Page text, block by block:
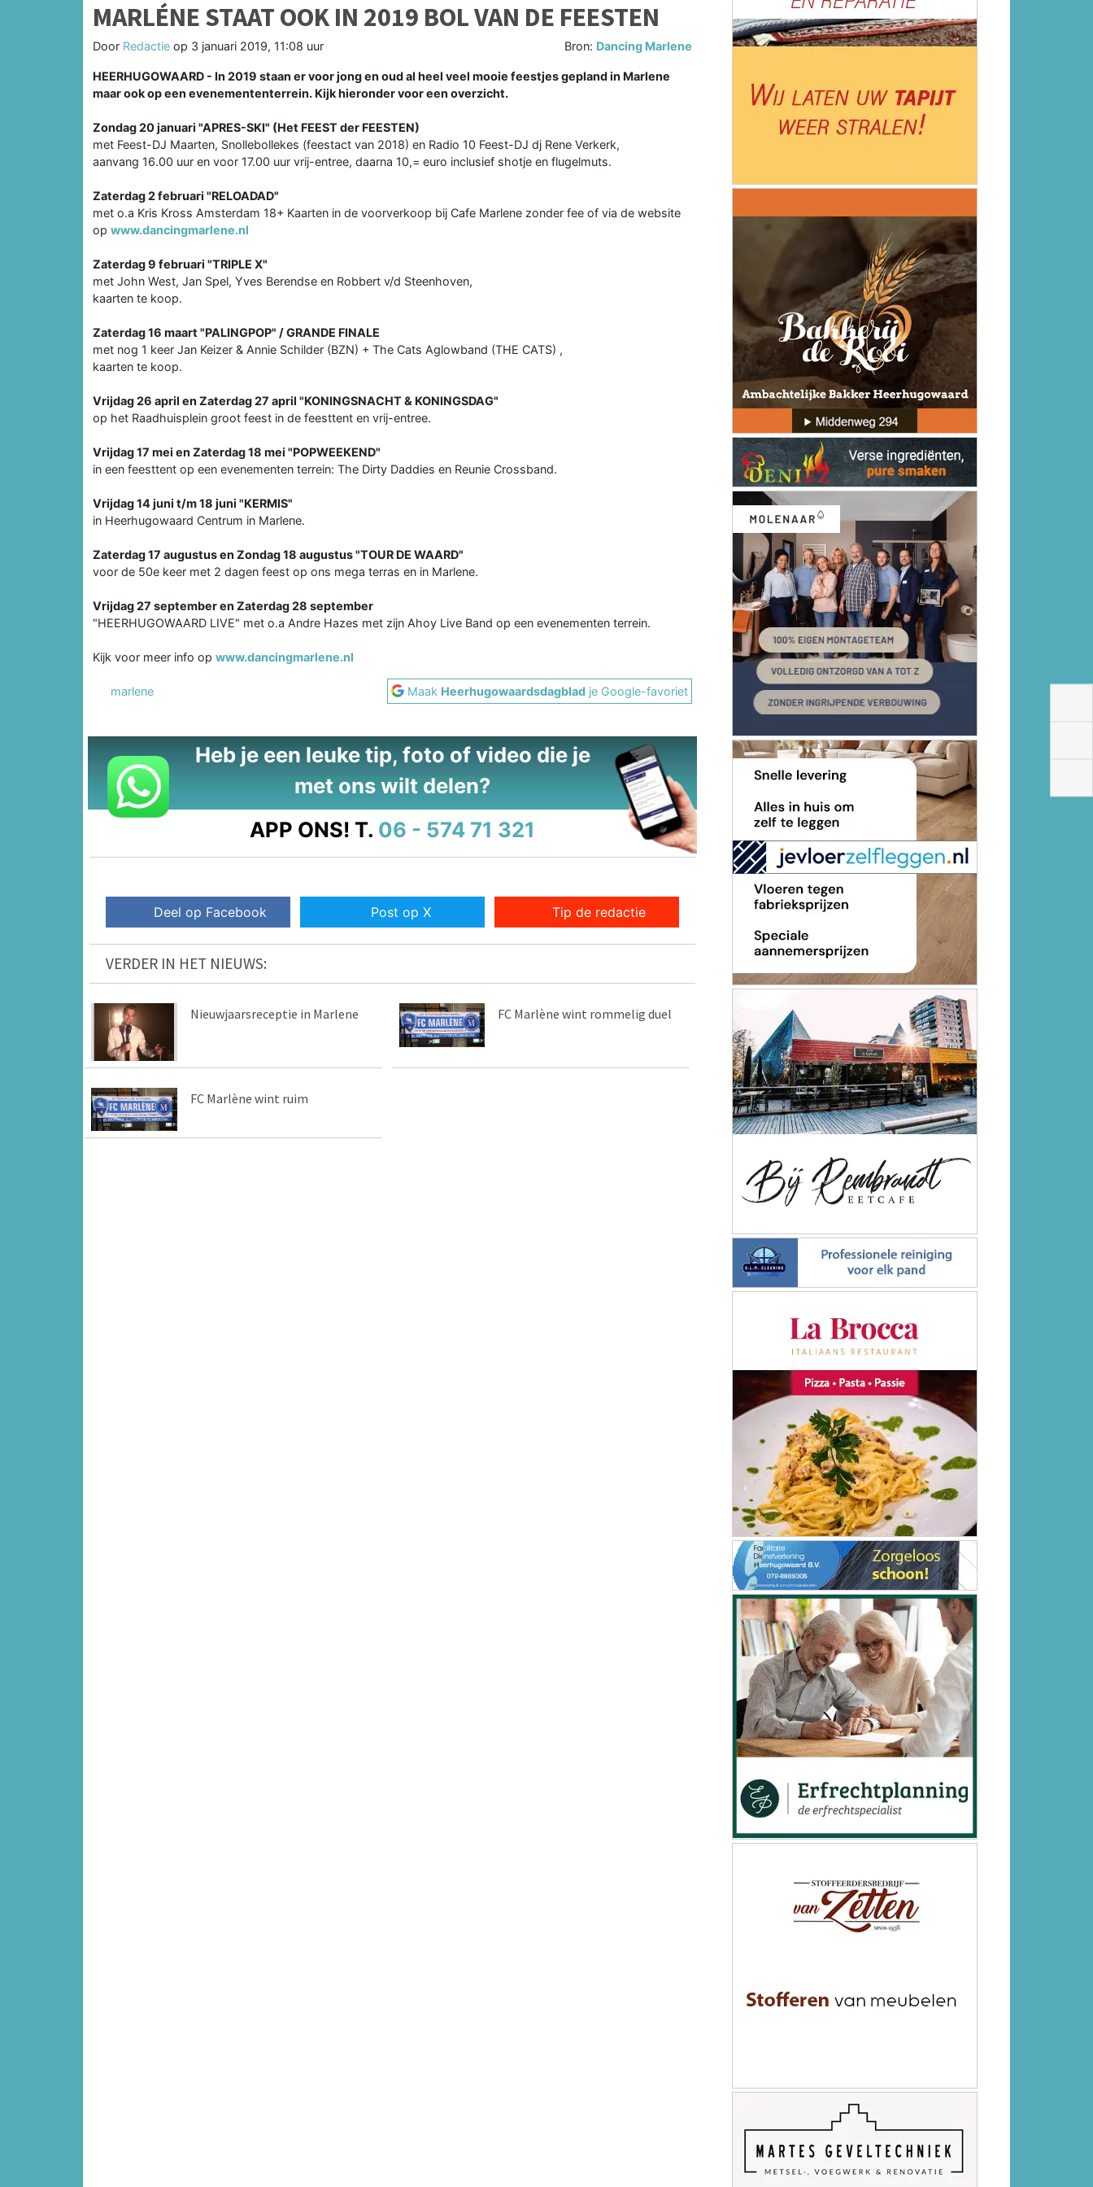
MARLÉNE STAAT OOK IN 2019 BOL VAN DE FEESTEN
Door Redactie op 3 januari 2019, 11:08 uur Bron: Dancing Marlene
HEERHUGOWAARD - In 2019 staan er voor jong en oud al heel veel mooie feestjes gepland in Marlene
maar ook op een evenemententerrein. Kijk hieronder voor een overzicht.
Zondag 20 januari "APRES-SKI" (Het FEEST der FEESTEN)
met Feest-DJ Maarten, Snollebollekes (feestact van 2018) en Radio 10 Feest-DJ dj Rene Verkerk,
aanvang 16.00 uur en voor 17.00 uur vrij-entree, daarna 10,= euro inclusief shotje en flugelmuts.
Zaterdag 2 februari "RELOADAD"
met o.a Kris Kross Amsterdam 18+ Kaarten in de voorverkoop bij Cafe Marlene zonder fee of via de website
op www.dancingmarlene.nl
Zaterdag 9 februari "TRIPLE X"
met John West, Jan Spel, Yves Berendse en Robbert v/d Steenhoven,
kaarten te koop.
Zaterdag 16 maart "PALINGPOP" / GRANDE FINALE
met nog 1 keer Jan Keizer & Annie Schilder (BZN) + The Cats Aglowband (THE CATS) ,
kaarten te koop.
Vrijdag 26 april en Zaterdag 27 april "KONINGSNACHT & KONINGSDAG"
op het Raadhuisplein groot feest in de feesttent en vrij-entree.
Vrijdag 17 mei en Zaterdag 18 mei "POPWEEKEND"
in een feesttent op een evenementen terrein: The Dirty Daddies en Reunie Crossband.
Vrijdag 14 juni t/m 18 juni "KERMIS"
in Heerhugowaard Centrum in Marlene.
Zaterdag 17 augustus en Zondag 18 augustus "TOUR DE WAARD"
voor de 50e keer met 2 dagen feest op ons mega terras en in Marlene.
Vrijdag 27 september en Zaterdag 28 september
"HEERHUGOWAARD LIVE" met o.a Andre Hazes met zijn Ahoy Live Band op een evenementen terrein.
Kijk voor meer info op www.dancingmarlene.nl
marlene Maak Heerhugowaardsdagblad je Google-favoriet
Heb je een leuke tip, foto of video die je
met ons wilt delen?
APP ONS! T. 06 - 574 71 321
Deel op Facebook Post op X Tip de redactie
VERDER IN HET NIEUWS:
Nieuwjaarsreceptie in Marlene FC Marlène wint rommelig duel
FC Marlène wint ruim